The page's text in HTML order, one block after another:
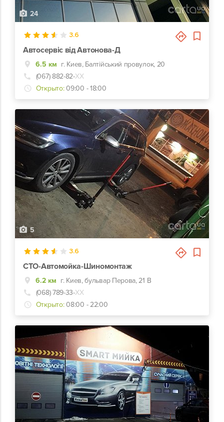
24
3.6
Автосервіс від Автонова-Д
6.5 км г. Киев, Балтійський провулок, 20
(067) 882-82-ХХ
Открыто: 09:00 - 18:00
5
3.6
СТО-Автомойка-Шиномонтаж
6.2 км г. Киев, бульвар Перова, 21 В
(068) 789-33-ХХ
Открыто: 08:00 - 22:00